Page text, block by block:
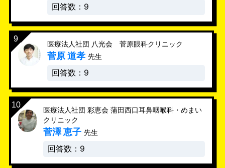
回答数：9
医療法人社団 八光会 菅原眼科クリニック
菅原 道孝 先生
回答数：9
医療法人社団 彩恵会 蒲田西口耳鼻咽喉科・めまい
クリニック
菅澤 恵子 先生
回答数：9